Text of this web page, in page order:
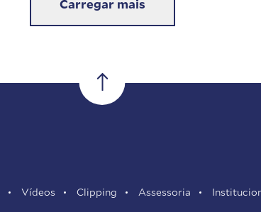
Carregar mais
Vídeos Clipping Assessoria